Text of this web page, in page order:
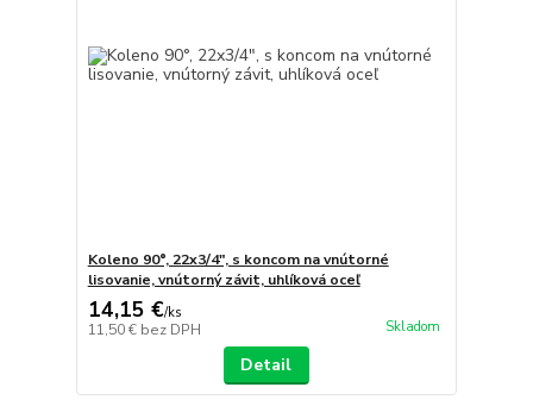
Koleno 90°, 22x3/4", s koncom na vnútorné
lisovanie, vnútorný závit, uhlíková oceľ
14,15 €/ks
11,50 € bez DPH Skladom
Detail